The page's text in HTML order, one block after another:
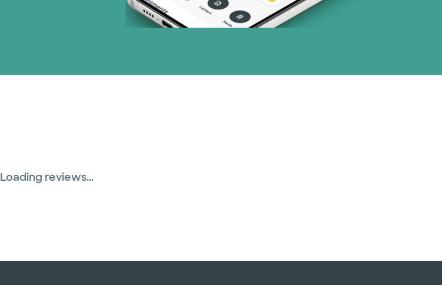
TriWest HealthCare (1 planes)
Loading reviews...